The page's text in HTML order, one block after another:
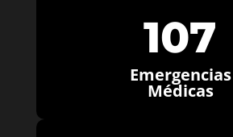
107
Emergencias
Médicas